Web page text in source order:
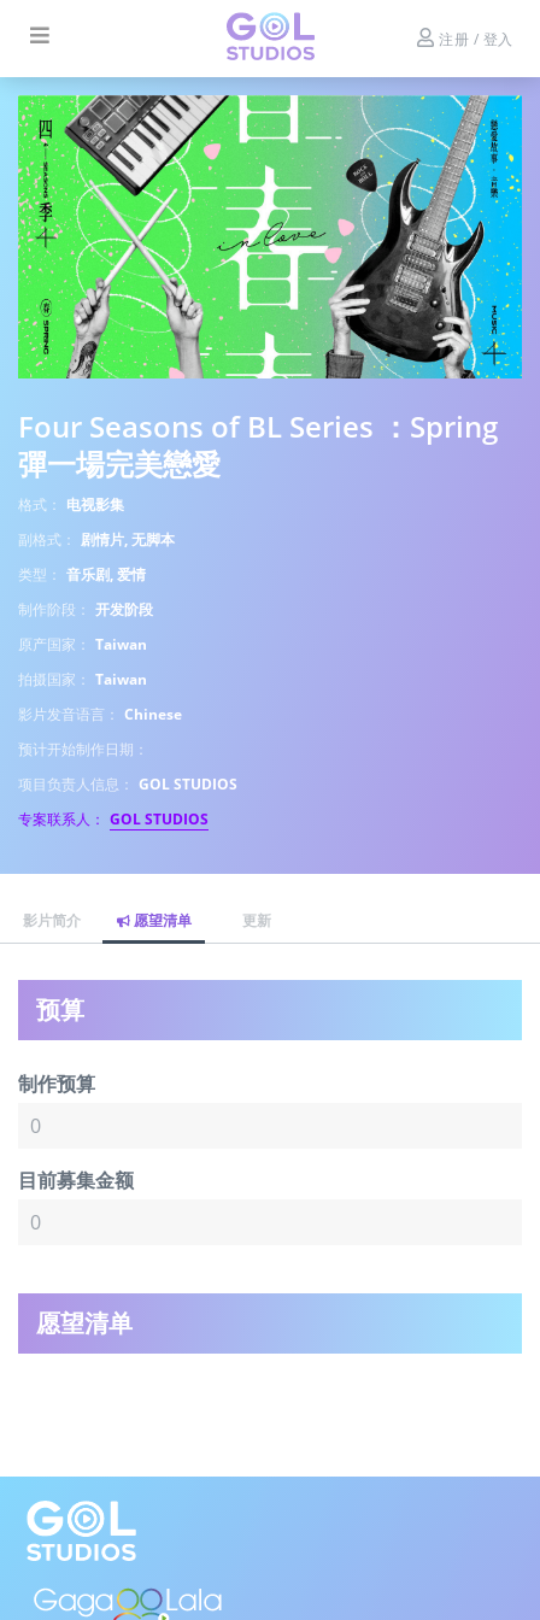
注册 / 登入
Four Seasons of BL Series ：Spring
彈一場完美戀愛
格式： 电视影集
副格式： 剧情片, 无脚本
类型： 音乐剧, 爱情
制作阶段： 开发阶段
原产国家： Taiwan
拍摄国家： Taiwan
影片发音语言： Chinese
预计开始制作日期：
项目负责人信息： GOL STUDIOS
专案联系人： GOL STUDIOS
影片简介 愿望清单 更新
预算
制作预算
目前募集金额
愿望清单